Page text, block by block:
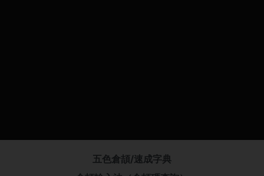
五色倉頡/速成字典